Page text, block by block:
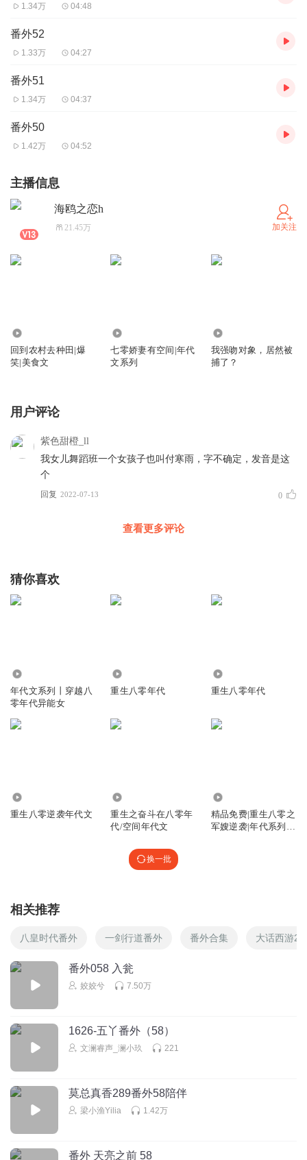
1.34万 04:48
番外52
1.33万 04:27
番外51
1.34万 04:37
番外50
1.42万 04:52
主播信息
海鸥之恋h
21.45万 加关注
回到农村去种田|爆
笑|美食文
七零娇妻有空间|年代
文系列
我强吻对象，居然被
捕了？
用户评论
紫色甜橙_ll
我女儿舞蹈班一个女孩子也叫付寒雨，字不确定，发音是这
个
回复 2022-07-13 0
查看更多评论
猜你喜欢
年代文系列丨穿越八
零年代异能女
重生八零年代 重生八零年代
重生八零逆袭年代文
重生之奋斗在八零年
代/空间年代文
精品免费|重生八零之
军嫂逆袭|年代系列爽
换一批
相关推荐
八皇时代番外 一剑行道番外 番外合集 大话西游2
番外058 入瓮
姣姣兮 7.50万
1626-五丫番外（58）
文澜睿声_澜小玖 221
莫总真香289番外58陪伴
梁小渔Yilia 1.42万
番外 天亮之前 58